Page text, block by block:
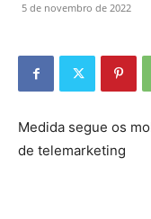
5 de novembro de 2022
Medida segue os
de telemarketing